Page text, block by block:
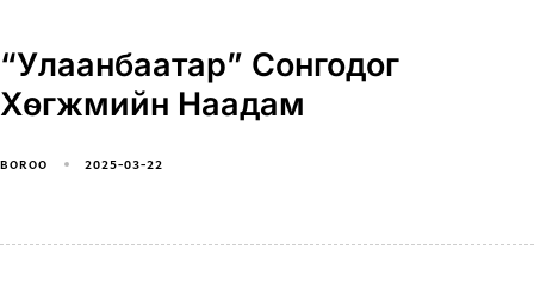
“Улаанбаатар” Сонгодог
Хөгжмийн Наадам
BOROO 2025-03-22